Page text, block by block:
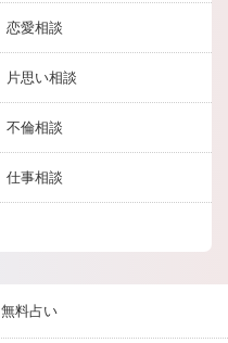
恋愛相談
片思い相談
不倫相談
仕事相談
無料占い